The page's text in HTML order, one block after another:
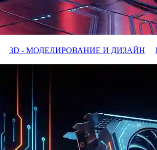
3D - МОДЕЛИРОВАНИЕ И ДИЗАЙН